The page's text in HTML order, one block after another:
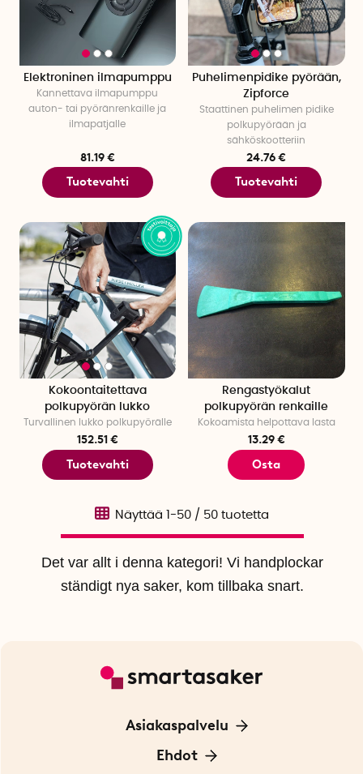
Elektroninen ilmapumppu
Kannettava ilmapumppu
auton- tai pyöränrenkaille ja
ilmapatjalle
81.19 €
Tuotevahti
Puhelimenpidike pyörään,
Zipforce
Staattinen puhelimen pidike
polkupyörään ja
sähköskootteriin
24.76 €
Tuotevahti
Kokoontaitettava
polkupyörän lukko
Turvallinen lukko polkupyörälle
152.51 €
Tuotevahti
Rengastyökalut
polkupyörän renkaille
Kokoamista helpottava lasta
13.29 €
Osta
Det var allt i denna kategori! Vi handplockar
ständigt nya saker, kom tillbaka snart.
Näyttää 1-50 / 50 tuotetta
Asiakaspalvelu
Ota yhteyttä
Ehdot